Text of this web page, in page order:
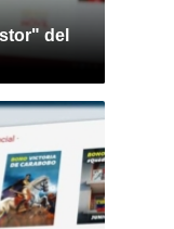
del